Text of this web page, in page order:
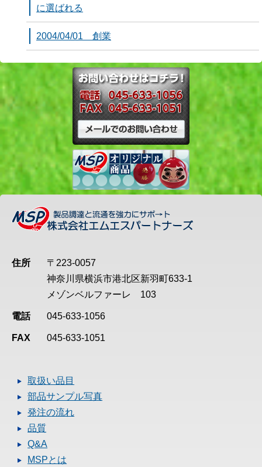
に選ばれる
2004/04/01 創業
住所
〒223-0057
神奈川県横浜市港北区新羽町633-1
メゾンベルファーレ 103
電話 045-633-1056
FAX 045-633-1051
取扱い品目
部品サンプル写真
発注の流れ
品質
Q&A
MSPとは